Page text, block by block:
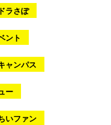
ドラさぽ
ント
ャンパス
ー
いファン